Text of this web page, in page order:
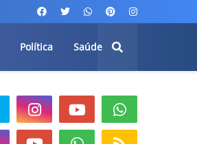
Política Saúde